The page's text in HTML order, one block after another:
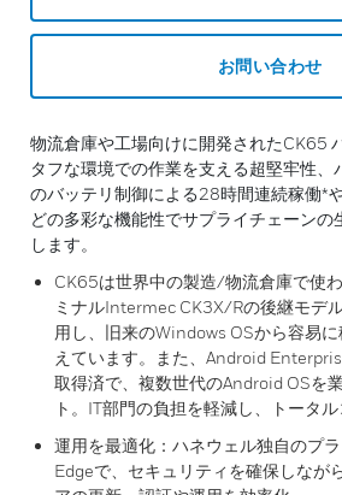
お問い合わせ
物流倉庫や工場向けに開発されたCK65
タフな環境での作業を支える超堅牢性、
のバッテリ制御による28時間連続稼働*
どの多彩な機能性でサプライチェーンの
します。
CK65は世界中の製造/物流倉庫で使
ミナルIntermec CK3X/Rの後継モデ
用し、旧来のWindows OSから容易
えています。また、Android
取得済で、複数世代のAndroid OSを
ト。IT部門の負担を軽減し、トータル
運用を最適化：ハネウェル独自のプ
Edgeで、セキュリティを確保しなが